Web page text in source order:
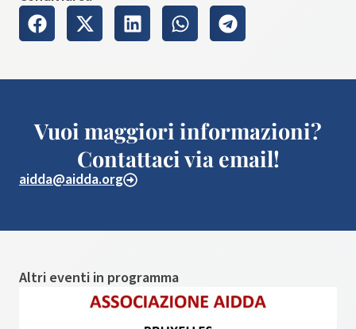
Vuoi maggiori informazioni?
Contattaci via email!
aidda@aidda.org
Altri eventi in programma